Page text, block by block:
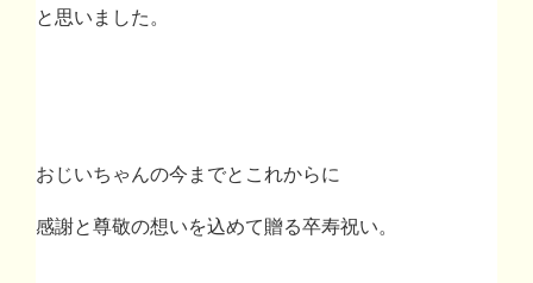
と思いました。
おじいちゃんの今までとこれからに
感謝と尊敬の想いを込めて贈る卒寿祝い。